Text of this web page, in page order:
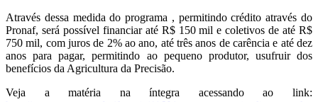
Através dessa medida do programa , permitindo crédito através do
Pronaf, será possível financiar até R$ 150 mil e coletivos de até R$
750 mil, com juros de 2% ao ano, até três anos de carência e até dez
anos para pagar, permitindo ao pequeno produtor, usufruir dos
benefícios da Agricultura da Precisão.
Veja a matéria na íntegra acessando ao link: